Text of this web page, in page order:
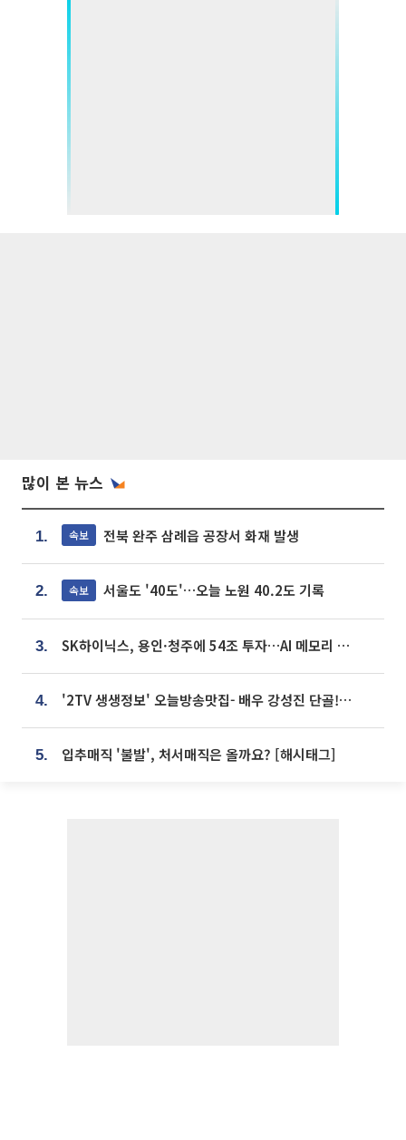
많이 본 뉴스
1. 속보 전북 완주 삼례읍 공장서 화재 발생
2. 속보 서울도 '40도'…오늘 노원 40.2도 기록
3. SK하이닉스, 용인·청주에 54조 투자…AI 메모리 생산기지 키운다
4. '2TV 생생정보' 오늘방송맛집- 배우 강성진 단골! 쌀국수ㆍ푸팟퐁 커리 맛집 '블○○○'
5. 입추매직 '불발', 처서매직은 올까요? [해시태그]